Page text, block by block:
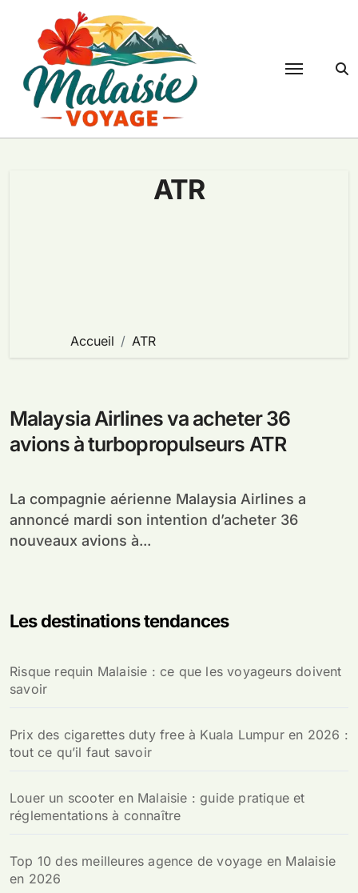
contenu
ATR
Accueil ATR
Malaysia Airlines va acheter 36
avions à turbopropulseurs ATR
La compagnie aérienne Malaysia Airlines a
annoncé mardi son intention d’acheter 36
nouveaux avions à...
Les destinations tendances
Risque requin Malaisie : ce que les voyageurs doivent
savoir
Prix des cigarettes duty free à Kuala Lumpur en 2026 :
tout ce qu’il faut savoir
Louer un scooter en Malaisie : guide pratique et
réglementations à connaître
Top 10 des meilleures agence de voyage en Malaisie
en 2026